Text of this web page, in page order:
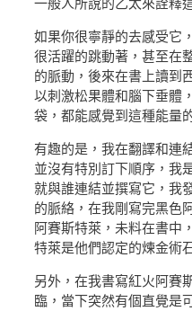
一般人所說的乙太來詮釋
如果你很寧靜的去感受它
很活躍的跳動著，甚至在
的脈動，後來在書上讀到
以刺激松果體和腦下垂體
袋，都能感覺到這種能量
有趣的是，我在翻譯和連
並沒有特別訂下順序，我
就與誰連結並撰寫它，我
的脈絡，在我剛寫完黑色
阿賽斯特萊，未料在書中
特萊是他們認定的煉金術
另外，在我書寫紅火阿賽
臨，當下突然有個直覺是